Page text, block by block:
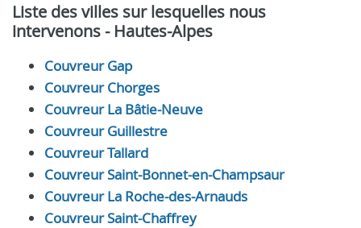
Liste des villes sur lesquelles nous
intervenons - Hautes-Alpes
Couvreur Gap
Couvreur Chorges
Couvreur La Bâtie-Neuve
Couvreur Guillestre
Couvreur Tallard
Couvreur Saint-Bonnet-en-Champsaur
Couvreur La Roche-des-Arnauds
Couvreur Saint-Chaffrey